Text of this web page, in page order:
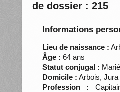
de dossier : 215
Informations
Lieu de naissance :
Âge : 64 ans
Statut conjugal : Marié
Domicile : Arbois, Jura
Profession :